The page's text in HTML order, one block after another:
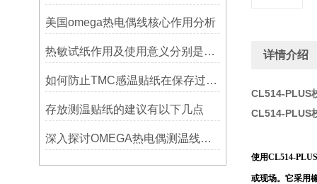
美国omega热电偶线核心作用分析
热敏试纸作用及使用意义分别是什么？
如何防止TMC感温贴纸在保存过程中损坏？
存放测温贴纸的建议有以下几点
深入探讨OMEGA热电偶测温线的制作工艺
详情介绍
CL514-PLUS
CL514-PLUS
使用CL514-
或现场。它采用